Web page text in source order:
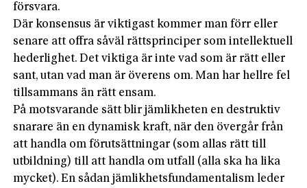
försvara.
Där konsensus är viktigast kommer man förr eller
senare att offra såväl rättsprinciper som intellektuell
hederlighet. Det viktiga är inte vad som är rätt eller
sant, utan vad man är överens om. Man har hellre fel
tillsammans än rätt ensam.
På motsvarande sätt blir jämlikheten en destruktiv
snarare än en dynamisk kraft, när den övergår från
att handla om förutsättningar (som allas rätt till
utbildning) till att handla om utfall (alla ska ha lika
mycket). En sådan jämlikhetsfundamentalism leder